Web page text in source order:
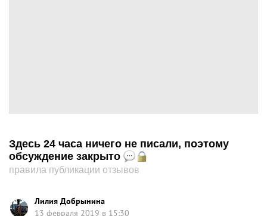
Здесь 24 часа ничего не писали, поэтому
обсуждение закрыто
правила публикации отзывов
Лилия Добрынина
13 февраля 2019 в 15:30